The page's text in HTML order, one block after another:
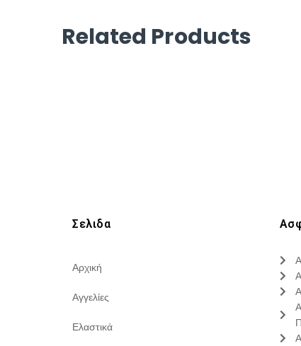
Related Products
Σελιδα
Αρχική
Αγγελίες
Ελαστικά